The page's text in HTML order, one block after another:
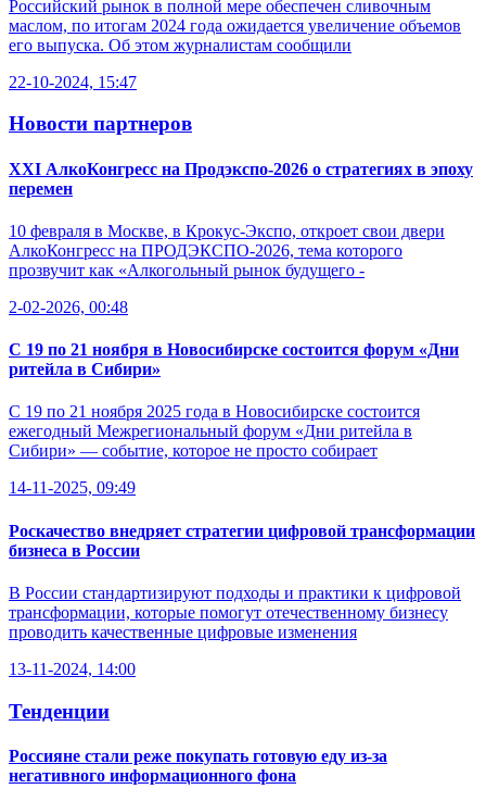
Российский рынок в полной мере обеспечен сливочным
маслом, по итогам 2024 года ожидается увеличение объемов
его выпуска. Об этом журналистам сообщили
22-10-2024, 15:47
Новости партнеров
XXI АлкоКонгресс на Продэкспо-2026 о стратегиях в эпоху
перемен
10 февраля в Москве, в Крокус-Экспо, откроет свои двери
АлкоКонгресс на ПРОДЭКСПО-2026, тема которого
прозвучит как «Алкогольный рынок будущего -
2-02-2026, 00:48
С 19 по 21 ноября в Новосибирске состоится форум «Дни
ритейла в Сибири»
С 19 по 21 ноября 2025 года в Новосибирске состоится
ежегодный Межрегиональный форум «Дни ритейла в
Сибири» — событие, которое не просто собирает
14-11-2025, 09:49
Роскачество внедряет стратегии цифровой трансформации
бизнеса в России
В России стандартизируют подходы и практики к цифровой
трансформации, которые помогут отечественному бизнесу
проводить качественные цифровые изменения
13-11-2024, 14:00
Тенденции
Россияне стали реже покупать готовую еду из-за
негативного информационного фона